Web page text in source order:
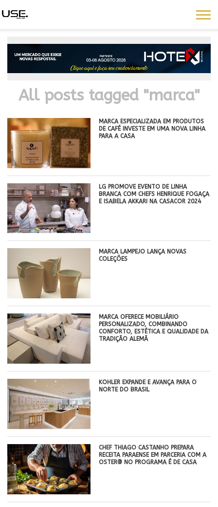
All posts tagged "marca"
MARCA ESPECIALIZADA EM PRODUTOS
DE CAFÉ INVESTE EM UMA NOVA LINHA
PARA A CASA
LG PROMOVE EVENTO DE LINHA
BRANCA COM CHEFS HENRIQUE FOGAÇA
E ISABELA AKKARI NA CASACOR 2024
MARCA LAMPEJO LANÇA NOVAS
COLEÇÕES
MARCA OFERECE MOBILIÁRIO
PERSONALIZADO, COMBINANDO
CONFORTO, ESTÉTICA E QUALIDADE DA
TRADIÇÃO ALEMÃ
KOHLER EXPANDE E AVANÇA PARA O
NORTE DO BRASIL
CHEF THIAGO CASTANHO PREPARA
RECEITA PARAENSE EM PARCERIA COM A
OSTER® NO PROGRAMA É DE CASA